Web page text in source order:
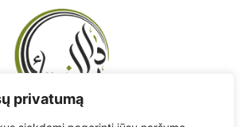
privatumą